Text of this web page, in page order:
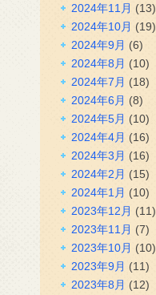
2024年11月 (13)
2024年10月 (19)
2024年9月 (6)
2024年8月 (10)
2024年7月 (18)
2024年6月 (8)
2024年5月 (10)
2024年4月 (16)
2024年3月 (16)
2024年2月 (15)
2024年1月 (10)
2023年12月 (11)
2023年11月 (7)
2023年10月 (10)
2023年9月 (11)
2023年8月 (12)